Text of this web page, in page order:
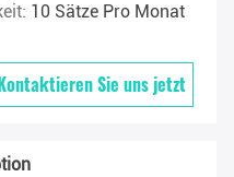
10 Sätze Pro Monat
Sie uns jetzt